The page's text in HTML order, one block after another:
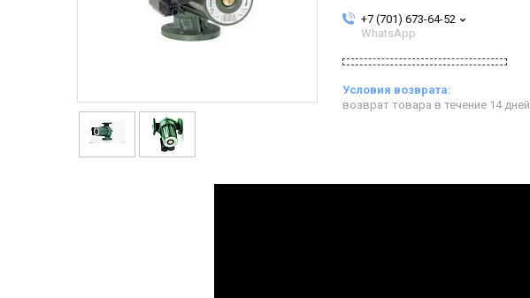
+7 (701) 673-64-52
WhatsApp
возврат товара в течение 14 дней